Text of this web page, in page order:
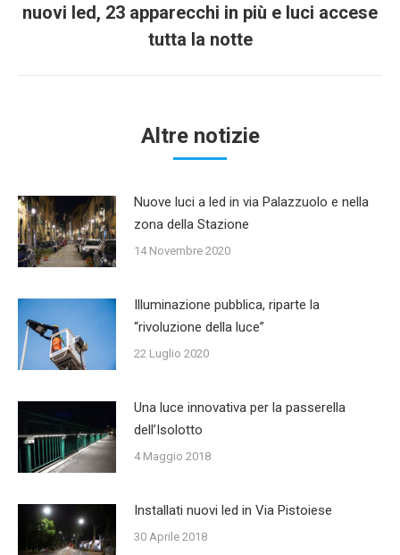
Numero
di
nuovi led, 23 apparecchi in più e luci accese
tutta la notte
Altre notizie
Nuove luci a led in via Palazzuolo e nella
zona della Stazione
14 Novembre 2020
Illuminazione pubblica, riparte la
“rivoluzione della luce”
22 Luglio 2020
Una luce innovativa per la passerella
dell’Isolotto
4 Maggio 2018
Installati nuovi led in Via Pistoiese
30 Aprile 2018